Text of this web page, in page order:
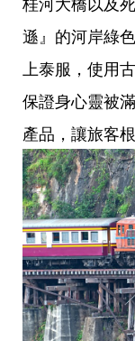
遜』的河岸綠
上泰服，使用
保證身心靈被
產品，讓旅客